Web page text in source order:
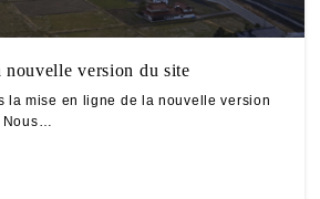
version du site
la mise en ligne de la nouvelle version
Nous…